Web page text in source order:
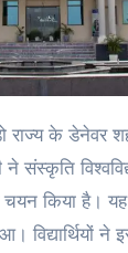
राज्य के डेनेवर
संस्कृति
चयन किया है।
विद्यार्थियों